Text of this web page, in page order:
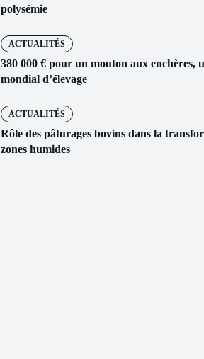
polysémie
ACTUALITÉS
380 000 € pour un mouton aux enchères,
mondial d’élevage
ACTUALITÉS
Rôle des pâturages bovins dans la
zones humides